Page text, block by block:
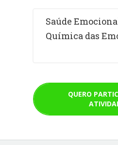
Saúde
Química das
QUERO